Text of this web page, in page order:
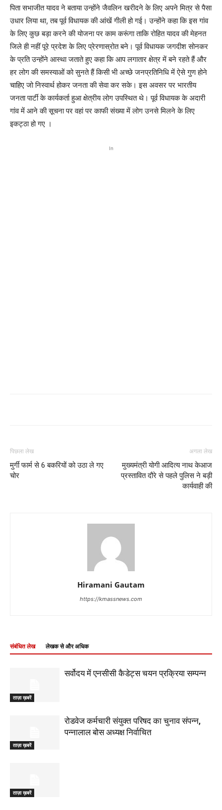
पिता सभाजीत यादव ने बताया उन्होंने जैवलिन खरीदने के लिए अपने मित्र से पैसा
उधार लिया था, तब पूर्व विधायक की आंखें गीली हो गई। उन्होंने कहा कि इस गांव
के लिए कुछ बड़ा करने की योजना पर काम करूंगा ताकि रोहित यादव की मेहनत
जिले ही नहीं पूरे प्रदेश के लिए प्रेरणास्रोत बने। पूर्व विधायक जगदीश सोनकर
के प्रति उन्होंने आस्था जताते हुए कहा कि आप लगातार क्षेत्र में बने रहते हैं और
हर लोग की समस्याओं को सुनते हैं किसी भी अच्छे जनप्रतिनिधि में ऐसे गुण होने
चाहिए जो निस्वार्थ होकर जनता की सेवा कर सके। इस अवसर पर भारतीय
जनता पार्टी के कार्यकर्ता हुआ क्षेत्रीय लोग उपस्थित थे। पूर्व विधायक के अदारी
गांव में आने की सूचना पर वहां पर काफी संख्या में लोग उनसे मिलने के लिए
इकट्ठा हो गए ।
In
पिछला लेख
मुर्गी फार्म से 6 बकरियों को उठा ले गए
चोर
अगला लेख
मुख्यमंत्री योगी आदित्य नाथ केआज
प्रस्तावित दौरे से पहले पुलिस ने बड़ी
कार्यवाही की
Hiramani Gautam
https://kmassnews.com
संबंधित लेख लेखक से और अधिक
ताज़ा ख़बरें
सर्वोदय में एनसीसी कैडेट्स चयन प्रक्रिया सम्पन्न
ताज़ा ख़बरें
रोडवेज कर्मचारी संयुक्त परिषद का चुनाव संपन्न,
पन्नालाल बोस अध्यक्ष निर्वाचित
ताज़ा ख़बरें